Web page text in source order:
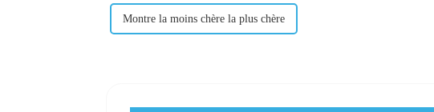
Montre la moins chère la plus chère